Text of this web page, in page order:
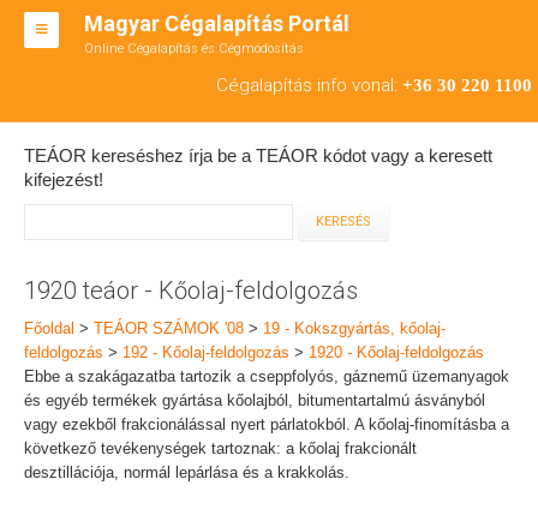
Magyar Cégalapítás Portál
Online Cégalapítás és Cégmódosítás
Cégalapítás info vonal: +36 30 220 1100
BT ALAPÍTÁS
RT ALAPÍTÁS
TEÁOR SZÁMOK '08
ENGEDÉLYKÖTELES
KAPCSOLAT
IRODÁK
TEÁOR kereséshez írja be a TEÁOR kódot vagy a keresett
kifejezést!
1920 teáor - Kőolaj-feldolgozás
Főoldal > TEÁOR SZÁMOK '08 > 19 - Kokszgyártás, kőolaj-
feldolgozás > 192 - Kőolaj-feldolgozás > 1920 - Kőolaj-feldolgozás
Ebbe a szakágazatba tartozik a cseppfolyós, gáznemű üzemanyagok
és egyéb termékek gyártása kőolajból, bitumentartalmú ásványból
vagy ezekből frakcionálással nyert párlatokból. A kőolaj-finomításba a
következő tevékenységek tartoznak: a kőolaj frakcionált
desztillációja, normál lepárlása és a krakkolás.